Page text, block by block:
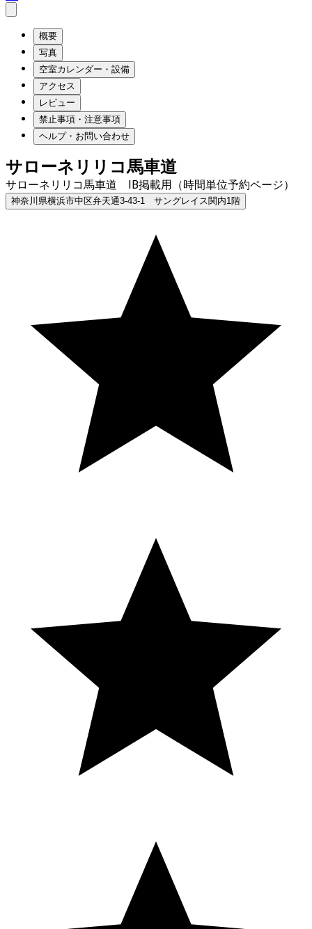
概要
写真
空室カレンダー・設備
アクセス
レビュー
禁止事項・注意事項
ヘルプ・お問い合わせ
サローネリリコ馬車道
サローネリリコ馬車道 IB掲載用（時間単位予約ページ）
神奈川県横浜市中区弁天通3-43-1 サングレイス関内1階